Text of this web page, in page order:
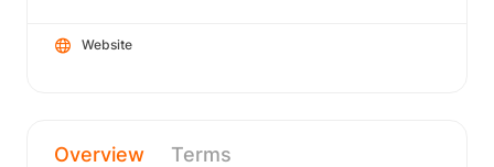
Website
Overview Terms